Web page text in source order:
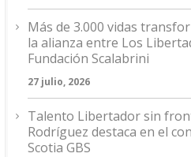
Más de 3.000 vidas
la alianza entre Los
Fundación Scalabrini
27 julio, 2026
Talento Libertador sin
Rodríguez destaca en el
Scotia GBS